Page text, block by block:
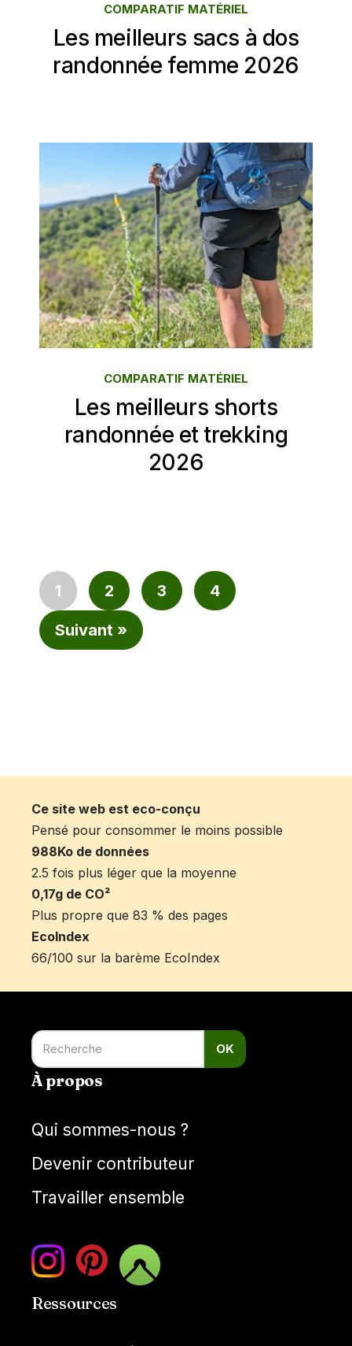
Les meilleurs sacs à dos
randonnée femme 2026
COMPARATIF MATÉRIEL
Les meilleurs shorts
randonnée et trekking
2026
COMPARATIF MATÉRIEL
1 2 3 4
Suivant »
Ce site web est eco-conçu
Pensé pour consommer le moins possible
988Ko de données
2.5 fois plus léger que la moyenne
0,17g de CO²
Plus propre que 83 % des pages
EcoIndex
66/100 sur la barème EcoIndex
OK
À propos
Qui sommes-nous ?
Devenir contributeur
Travailler ensemble
Ressources